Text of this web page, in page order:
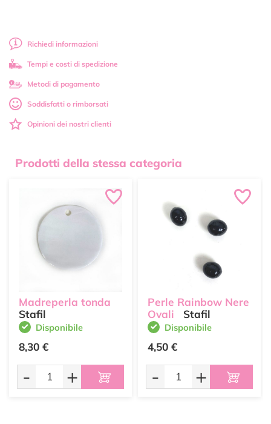
Richiedi informazioni
Tempi e costi di spedizione
Metodi di pagamento
Soddisfatti o rimborsati
Opinioni dei nostri clienti
Prodotti della stessa categoria
Madreperla tonda
Stafil
Disponibile
8,30 €
- +
Perle Rainbow Nere
Ovali
Stafil
Disponibile
4,50 €
- +